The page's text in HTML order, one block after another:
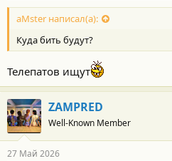
aMster написал(а):
Куда бить будут?
Телепатов ищут
ZAMPRED
Well-Known Member
27 Май 2026